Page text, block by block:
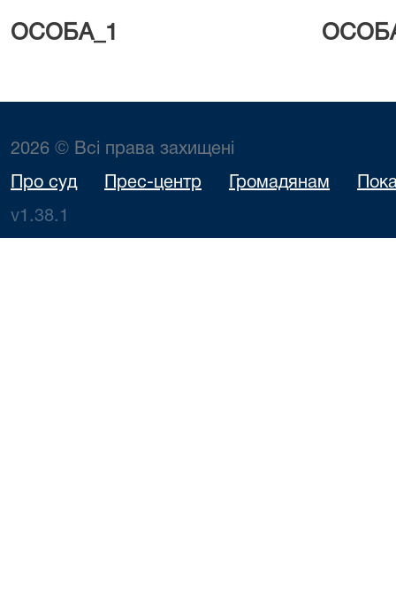
ОСОБА_1
2026 © Всі права захищені
Про суд Прес-центр Громадянам
v1.38.1